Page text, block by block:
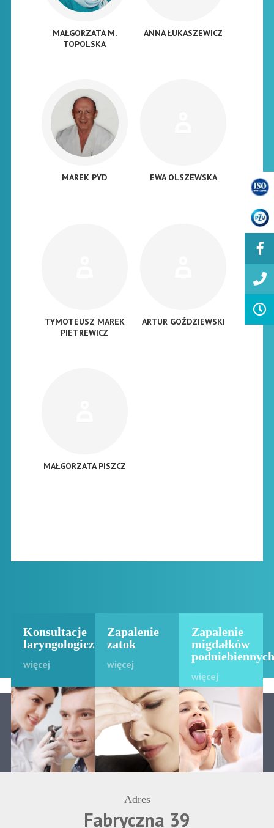
MAŁGORZATA M.
TOPOLSKA
ANNA ŁUKASZEWICZ
MAREK PYD EWA OLSZEWSKA
TYMOTEUSZ MAREK
PIETREWICZ
ARTUR GOŹDZIEWSKI
MAŁGORZATA PISZCZ
Konsultacje
laryngologiczne
więcej
Zapalenie
zatok
więcej
Zapalenie
migdałków
podniebiennych
więcej
Adres
Fabryczna 39